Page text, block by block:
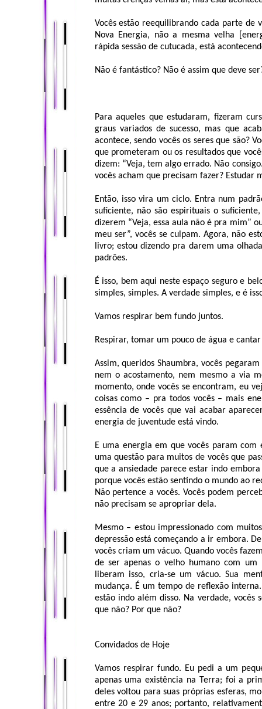
Vocês estão reequilibrando cada parte de
Nova Energia, não a mesma velha
rápida sessão de cutucada, está
Não é fantástico? Não é assim que deve
Para aqueles que estudaram, fizeram
graus variados de sucesso, mas que
acontece, sendo vocês os seres que são?
que prometeram ou os resultados que
dizem: “Veja, tem algo errado. Não
vocês acham que precisam fazer? Estudar
Então, isso vira um ciclo. Entra num
suficiente, não são espirituais o
dizerem “Veja, essa aula não é pra mim”
meu ser”, vocês se culpam. Agora, não
livro; estou dizendo pra darem uma
padrões.
É isso, bem aqui neste espaço seguro e
simples, simples. A verdade simples, e é
Vamos respirar bem fundo juntos.
Respirar, tomar um pouco de água e
Assim, queridos Shaumbra, vocês
nem o acostamento, nem mesmo a via
momento, onde vocês se encontram, eu
coisas como – pra todos vocês – mais
essência de vocês que vai acabar
energia de juventude está vindo.
E uma energia em que vocês param com
uma questão para muitos de vocês que
que a ansiedade parece estar indo
porque vocês estão sentindo o mundo ao
Não pertence a vocês. Vocês podem
não precisam se apropriar dela.
Mesmo – estou impressionado com
depressão está começando a ir embora.
vocês criam um vácuo. Quando vocês
de ser apenas o velho humano com
liberam isso, cria-se um vácuo. Sua
mudança. É um tempo de reflexão
estão indo além disso. Na verdade,
que não? Por que não?
Convidados de Hoje
Vamos respirar fundo. Eu pedi a um
apenas uma existência na Terra; foi a
deles voltou para suas próprias esferas,
entre 20 e 29 anos; portanto,